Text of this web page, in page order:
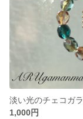
1,000円